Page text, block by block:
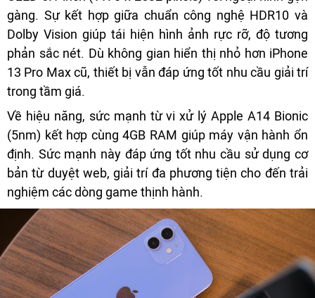
gàng. Sự kết hợp giữa chuẩn công nghệ HDR10 và
Dolby Vision giúp tái hiện hình ảnh rực rỡ, độ tương
phản sắc nét. Dù không gian hiển thị nhỏ hơn iPhone
13 Pro Max cũ, thiết bị vẫn đáp ứng tốt nhu cầu giải trí
trong tầm giá.
Về hiệu năng, sức mạnh từ vi xử lý Apple A14 Bionic
(5nm) kết hợp cùng 4GB RAM giúp máy vận hành ổn
định. Sức mạnh này đáp ứng tốt nhu cầu sử dụng cơ
bản từ duyệt web, giải trí đa phương tiện cho đến trải
nghiệm các dòng game thịnh hành.